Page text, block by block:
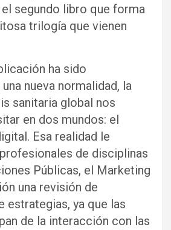
segundo libro que forma
trilogía que vienen
ha sido
nueva normalidad, la
sanitaria global nos
en dos mundos: el
Esa realidad le
de disciplinas
Públicas, el Marketing
una revisión de
estrategias, ya que las
de la interacción con las